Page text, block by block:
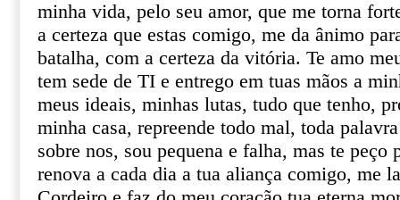
minha vida, pelo seu amor, que me torna
a certeza que estas comigo, me da ânimo
batalha, com a certeza da vitória. Te amo
tem sede de TI e entrego em tuas mãos a
meus ideais, minhas lutas, tudo que tenho,
minha casa, repreende todo mal, toda
sobre nos, sou pequena e falha, mas te peço
renova a cada dia a tua aliança comigo, me